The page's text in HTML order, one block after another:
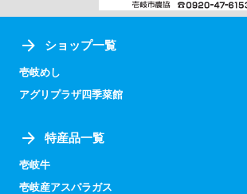
ショップ一覧
壱岐めし
アグリプラザ四季菜館
特産品一覧
壱岐牛
壱岐産アスパラガス